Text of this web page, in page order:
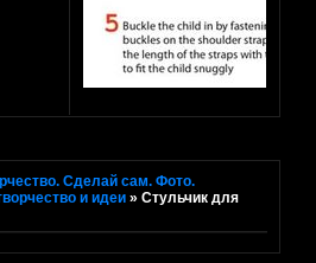
Сделай сам. Фото.
и идеи »Стульчик для